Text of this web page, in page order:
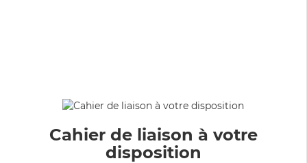
Cahier de liaison à votre
disposition